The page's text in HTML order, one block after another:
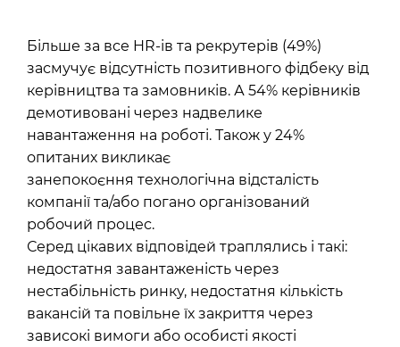
Більше за все HR-ів та рекрутерів (49%)
засмучує відсутність позитивного фідбеку від
керівництва та замовників. А 54% керівників
демотивовані через надвелике
навантаження на роботі. Також у 24%
опитаних викликає
занепокоєння технологічна відсталість
компанії та/або погано організований
робочий процес.
Серед цікавих відповідей траплялись і такі:
недостатня завантаженість через
нестабільність ринку, недостатня кількість
вакансій та повільне їх закриття через
зависокі вимоги або особисті якості